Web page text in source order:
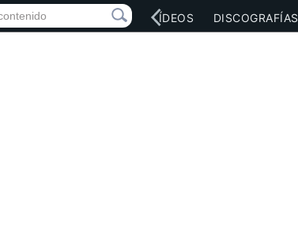
SOCIAL MÚSICA VÍDEOS DISCOGRAFÍAS